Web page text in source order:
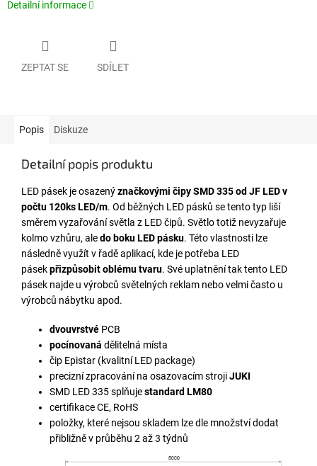
Detailní informace
ZEPTAT SE SDÍLET
Popis Diskuze
Detailní popis produktu
LED pásek je osazenýznačkovými čipy SMD 335 od JF LED v
počtu 120ks LED/m. Od běžných LED pásků se tento typ liší
směrem vyzařování světla z LED čipů. Světlo totiž nevyzařuje
kolmo vzhůru, aledo boku LED pásku. Této vlastnosti lze
následně využít v řadě aplikací, kde je potřeba LED
pásekpřizpůsobit oblému tvaru. Své uplatnění tak tento LED
pásek najde u výrobců světelných reklam nebo velmi často u
výrobců nábytku apod.
dvouvrstvé PCB
pocínovaná dělitelná místa
čip Epistar (kvalitní LED package)
precizní zpracování na osazovacím strojiJUKI
SMD LED 335 splňujestandard LM80
certifikace CE, RoHS
položky, které nejsou skladem lze dle množství dodat
přibližně v průběhu 2 až 3 týdnů